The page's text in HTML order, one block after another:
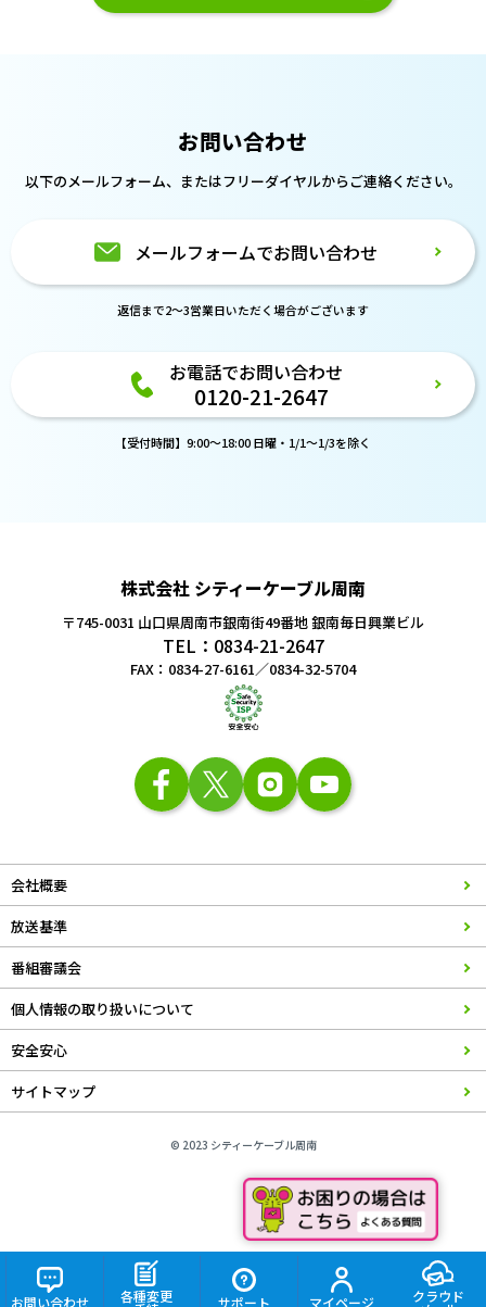
お問い合わせ 各種変更 サポート マイページ クラウド
お問い合わせ
以下のメールフォーム、またはフリーダイヤルからご連絡ください。
メールフォームでお問い合わせ
返信まで2～3営業日いただく場合がございます
お電話でお問い合わせ
0120-21-2647
【受付時間】9:00～18:00 日曜・1/1～1/3を除く
株式会社 シティーケーブル周南
〒745-0031 山口県周南市銀南街49番地銀南毎日興業ビル
TEL：0834-21-2647
FAX：0834-27-6161／0834-32-5704
会社概要
放送基準
番組審議会
個人情報の取り扱いについて
安全安心
サイトマップ
© 2023 シティーケーブル周南